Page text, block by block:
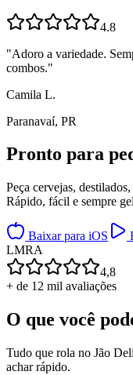
4.8
"Adoro a variedade.
combos."
Camila L.
Paranavaí, PR
Pronto para
Peça cervejas,
Rápido, fácil e sempre
Baixar para iOS
LMRA
4,8
+ de 12 mil avaliações
O que você
Tudo que rola no Jão
achar rápido.